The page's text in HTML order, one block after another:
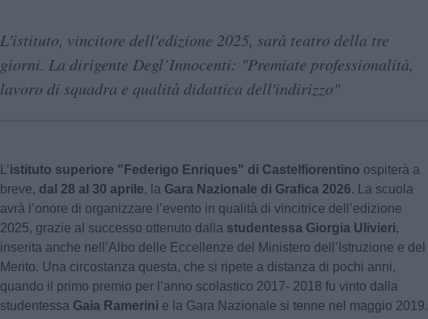
L'istituto, vincitore dell'edizione 2025, sarà teatro della tre
giorni. La dirigente Degl’Innocenti: "Premiate professionalità,
lavoro di squadra e qualità didattica dell'indirizzo"
L’istituto superiore "Federigo Enriques" di Castelfiorentino ospiterà a
breve, dal 28 al 30 aprile, la Gara Nazionale di Grafica 2026. La scuola
avrà l’onore di organizzare l’evento in qualità di vincitrice dell’edizione
2025, grazie al successo ottenuto dalla studentessa Giorgia Ulivieri,
inserita anche nell’Albo delle Eccellenze del Ministero dell’Istruzione e del
Merito. Una circostanza questa, che si ripete a distanza di pochi anni,
quando il primo premio per l’anno scolastico 2017- 2018 fu vinto dalla
studentessa Gaia Ramerini e la Gara Nazionale si tenne nel maggio 2019.